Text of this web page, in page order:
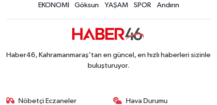
Kahramanmaraş'ta Eksik Belgesi Olan
19:12 |Onikişubat Belediyesi Gündüz Bakımevi İçin
Kahramanmaraş'ta 29 Kilometrelik Grup
EKONOMİ
Göksun YAŞAM SPOR Andırın
Haber46, Kahramanmaraş'tan en güncel, en hızlı haberleri sizinle
buluşturuyor.
Nöbetçi Eczaneler Hava Durumu